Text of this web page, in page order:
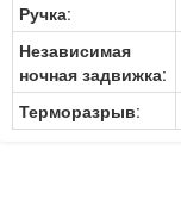
Ручка:
Независимая
ночная задвижка:
Терморазрыв: